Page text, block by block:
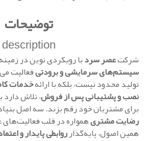
توضیحات
description
شرکتعصر سردبا رویکردی نوین در
سیستم‌های سرمایشی و برودتیفعالیت
تولید محدود نیست، بلکه با ارائهخدمات
نصب و پشتیبانی پس از فروش، تلاش
برای مشتریان خود رقم بزند. سه اصل
رضایت مشتریهمواره در قلب
همین اصول، پایه‌گذارروابطی پایدار و